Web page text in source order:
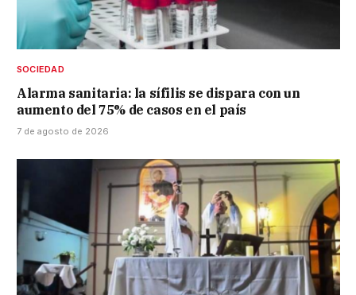
SOCIEDAD
Alarma sanitaria: la sífilis se dispara con un
aumento del 75% de casos en el país
7 de agosto de 2026